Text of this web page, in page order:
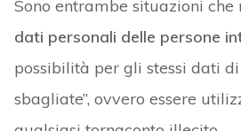
Sono entrambe situazioni che
dati personali delle persone
possibilità per gli stessi dati
sbagliate”, ovvero essere